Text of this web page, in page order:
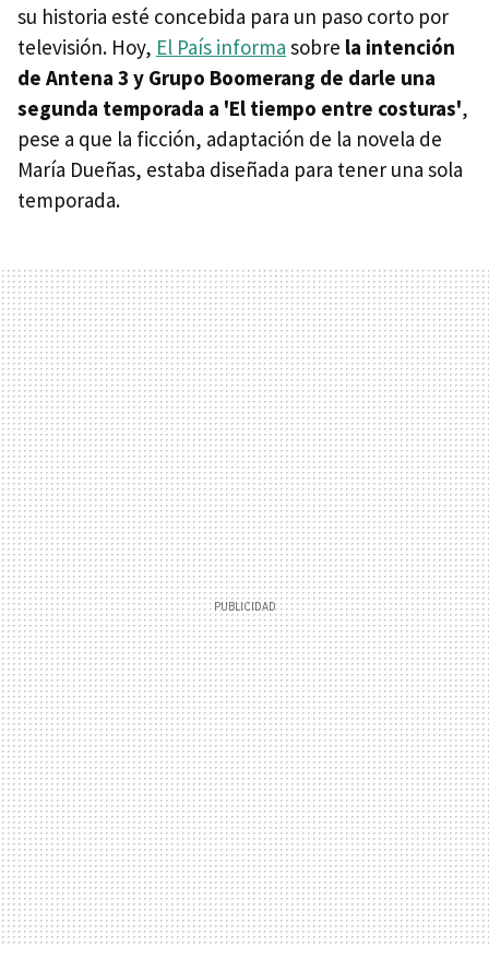
su historia esté concebida para un paso corto por
televisión. Hoy, El País informa sobre la intención
de Antena 3 y Grupo Boomerang de darle una
segunda temporada a 'El tiempo entre costuras',
pese a que la ficción, adaptación de la novela de
María Dueñas, estaba diseñada para tener una sola
temporada.